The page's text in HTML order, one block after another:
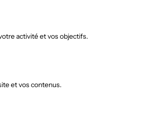
activité et vos objectifs.
et vos contenus.